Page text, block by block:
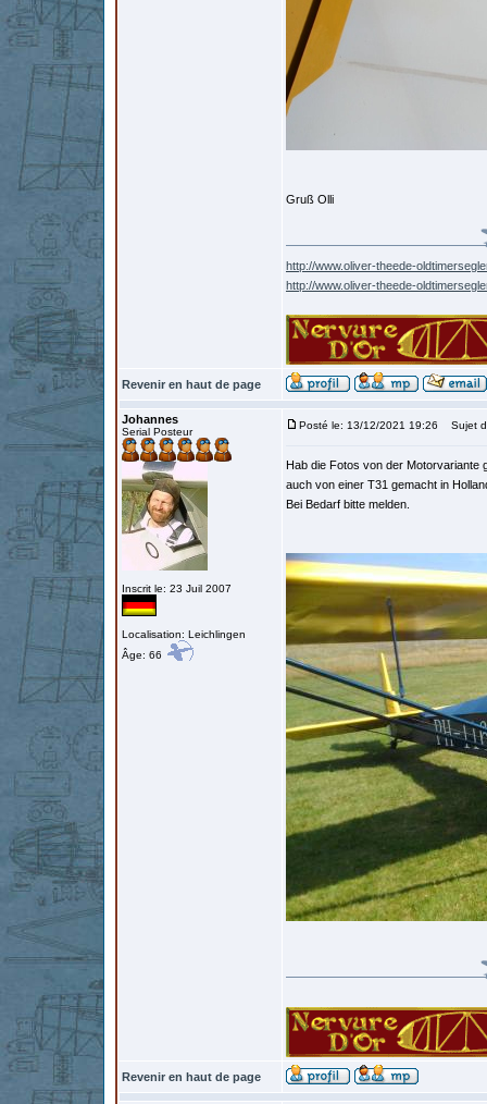
Gruß Olli
http://www.oliver-theede-
http://www.oliver-theede-
Revenir en haut de page
Johannes
Serial Posteur
Inscrit le: 23 Juil 2007
Localisation: Leichlingen
Âge: 66
Posté le: 13/12/2021 19:26 Sujet
Hab die Fotos von der Motorvariante
auch von einer T31 gemacht in
Bei Bedarf bitte melden.
Revenir en haut de page